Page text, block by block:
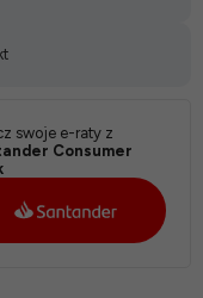
swoje e-raty z
Consumer